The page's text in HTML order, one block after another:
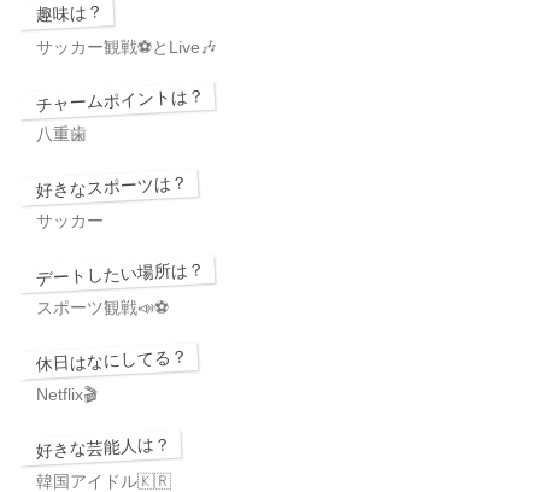
趣味は？
サッカー観戦⚽️とLive🎶
チャームポイントは？
八重歯
好きなスポーツは？
サッカー
デートしたい場所は？
スポーツ観戦📣⚽️
休日はなにしてる？
Netflix🎬
好きな芸能人は？
韓国アイドル🇰🇷